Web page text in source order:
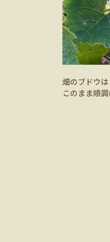
畑のブドウ
このまま順